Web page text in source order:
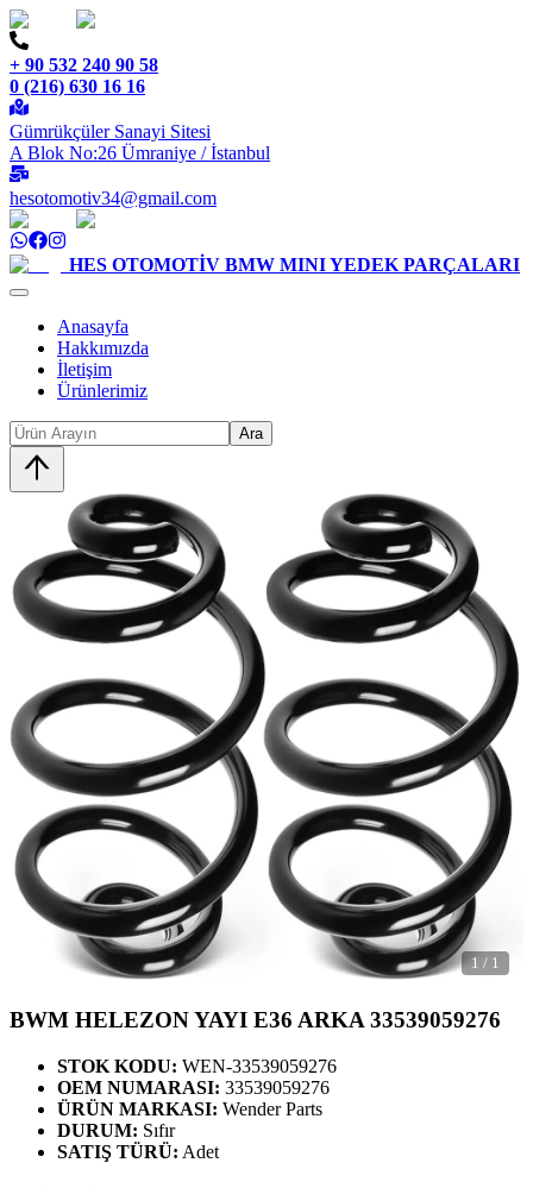
+ 90 532 240 90 58
0 (216) 630 16 16
Gümrükçüler Sanayi Sitesi
A Blok No:26 Ümraniye / İstanbul
hesotomotiv34@gmail.com
HES OTOMOTİV BMW MINI YEDEK PARÇALARI
Anasayfa
Hakkımızda
İletişim
Ürünlerimiz
Ara
1 / 1
BWM HELEZON YAYI E36 ARKA 33539059276
STOK KODU: WEN-33539059276
OEM NUMARASI: 33539059276
ÜRÜN MARKASI: Wender Parts
DURUM: Sıfır
SATIŞ TÜRÜ: Adet